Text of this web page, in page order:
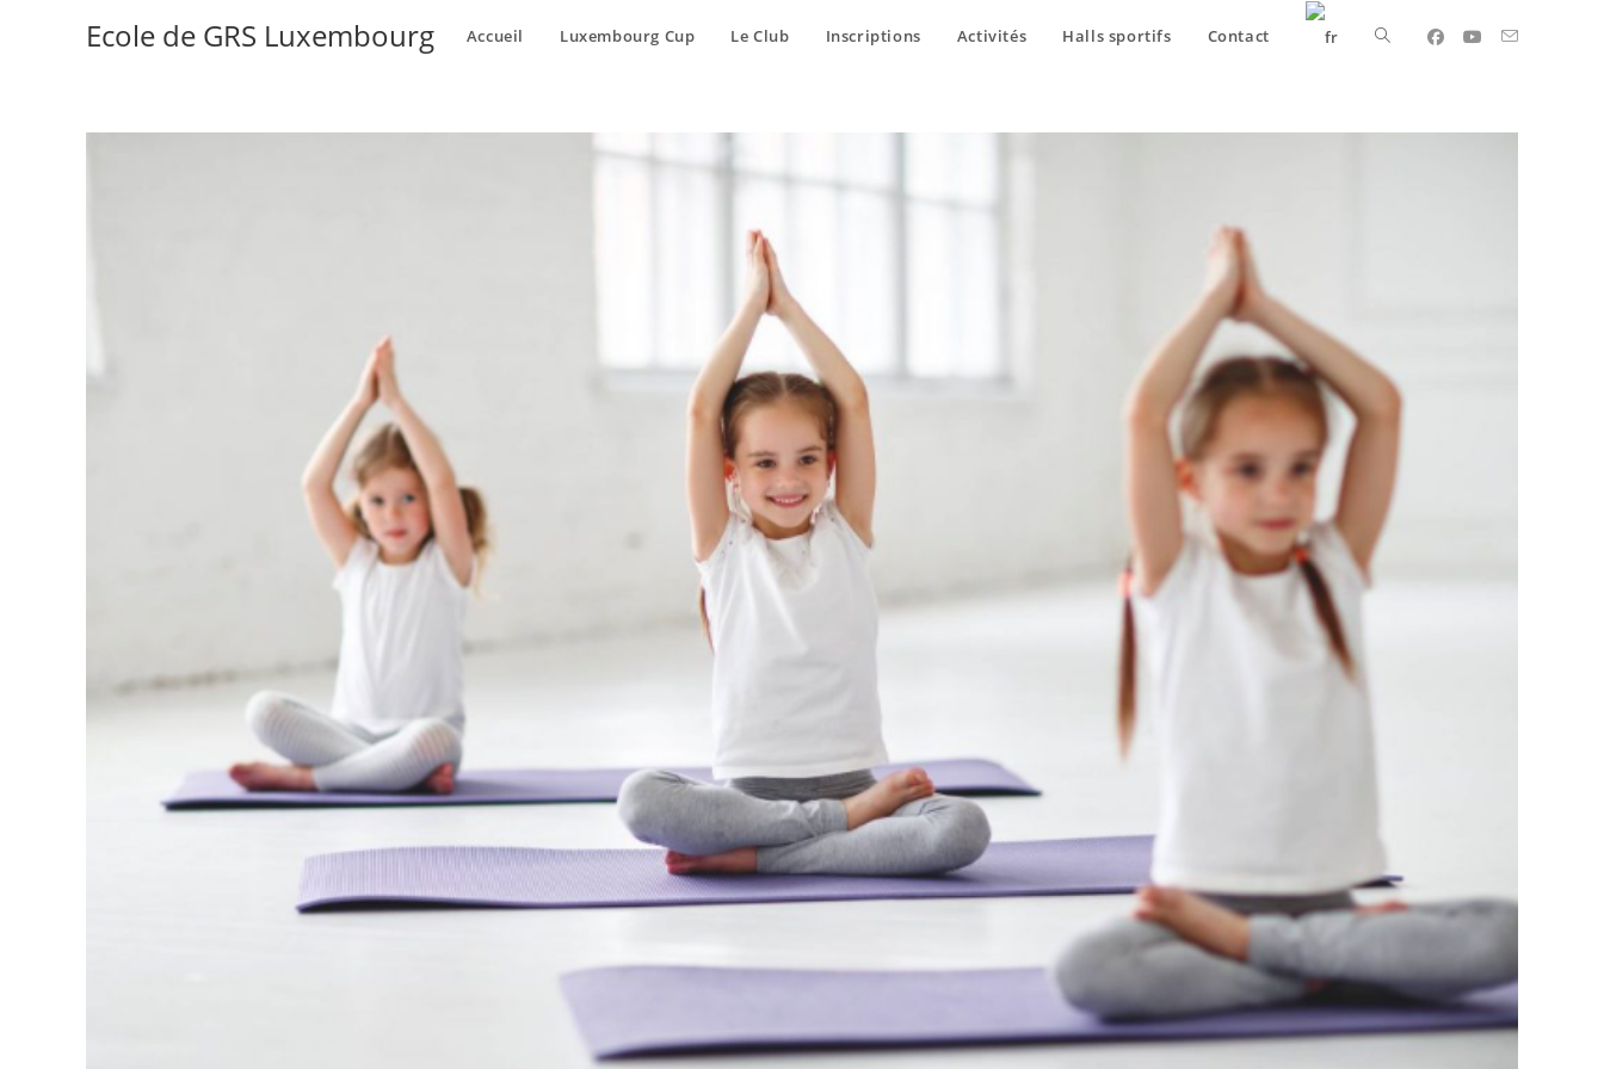
Ecole de GRS Luxembourg Accueil Luxembourg Cup Le Club Inscriptions Activités Halls sportifs Contact